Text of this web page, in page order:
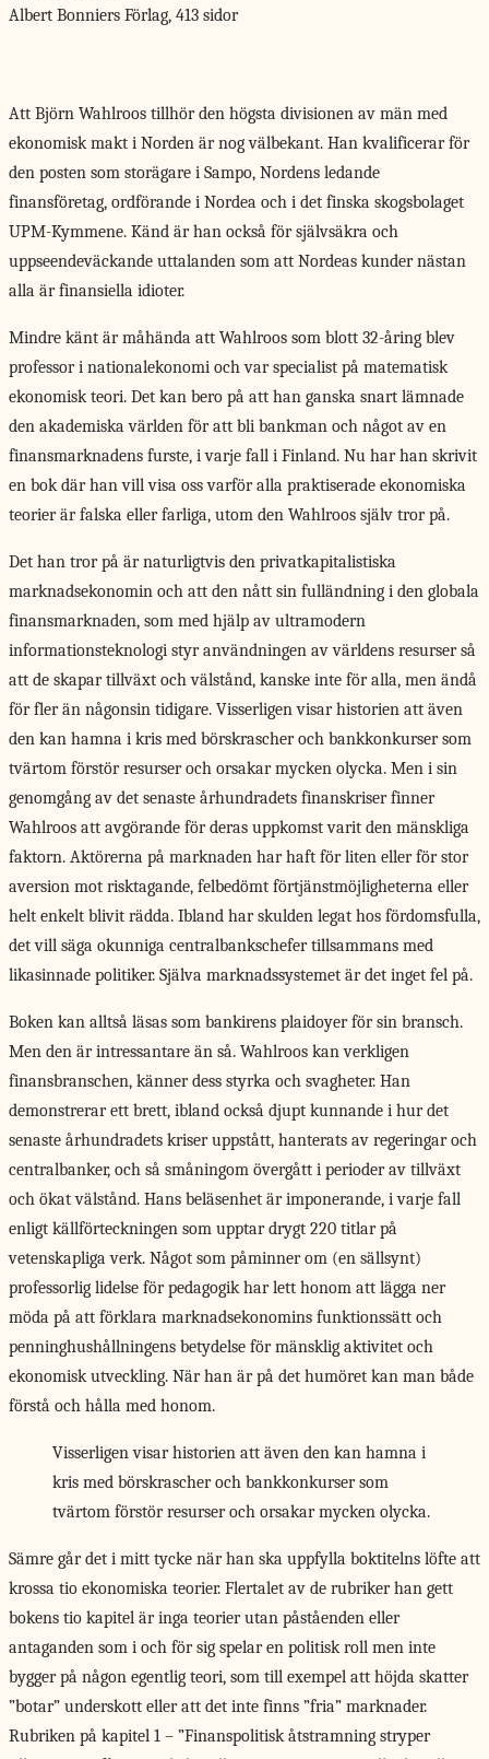
Albert Bonniers Förlag, 413 sidor
Att Björn Wahlroos tillhör den högsta divisionen av män med
ekonomisk makt i Norden är nog välbekant. Han kvalificerar för
den posten som storägare i Sampo, Nordens ledande
finansföretag, ordförande i Nordea och i det finska skogsbolaget
UPM-Kymmene. Känd är han också för självsäkra och
uppseendeväckande uttalanden som att Nordeas kunder nästan
alla är finansiella idioter.
Mindre känt är måhända att Wahlroos som blott 32-åring blev
professor i nationalekonomi och var specialist på matematisk
ekonomisk teori. Det kan bero på att han ganska snart lämnade
den akademiska världen för att bli bankman och något av en
finansmarknadens furste, i varje fall i Finland. Nu har han skrivit
en bok där han vill visa oss varför alla praktiserade ekonomiska
teorier är falska eller farliga, utom den Wahlroos själv tror på.
Det han tror på är naturligtvis den privatkapitalistiska
marknadsekonomin och att den nått sin fulländning i den globala
finansmarknaden, som med hjälp av ultramodern
informationsteknologi styr användningen av världens resurser så
att de skapar tillväxt och välstånd, kanske inte för alla, men ändå
för fler än någonsin tidigare. Visserligen visar historien att även
den kan hamna i kris med börskrascher och bankkonkurser som
tvärtom förstör resurser och orsakar mycken olycka. Men i sin
genomgång av det senaste århundradets finanskriser finner
Wahlroos att avgörande för deras uppkomst varit den mänskliga
faktorn. Aktörerna på marknaden har haft för liten eller för stor
aversion mot risktagande, felbedömt förtjänstmöjligheterna eller
helt enkelt blivit rädda. Ibland har skulden legat hos fördomsfulla,
det vill säga okunniga centralbankschefer tillsammans med
likasinnade politiker. Själva marknadssystemet är det inget fel på.
Boken kan alltså läsas som bankirens plaidoyer för sin bransch.
Men den är intressantare än så. Wahlroos kan verkligen
finansbranschen, känner dess styrka och svagheter. Han
demonstrerar ett brett, ibland också djupt kunnande i hur det
senaste århundradets kriser uppstått, hanterats av regeringar och
centralbanker, och så småningom övergått i perioder av tillväxt
och ökat välstånd. Hans beläsenhet är imponerande, i varje fall
enligt källförteckningen som upptar drygt 220 titlar på
vetenskapliga verk. Något som påminner om (en sällsynt)
professorlig lidelse för pedagogik har lett honom att lägga ner
möda på att förklara marknadsekonomins funktionssätt och
penninghushållningens betydelse för mänsklig aktivitet och
ekonomisk utveckling. När han är på det humöret kan man både
förstå och hålla med honom.
Visserligen visar historien att även den kan hamna i
kris med börskrascher och bankkonkurser som
tvärtom förstör resurser och orsakar mycken olycka.
Sämre går det i mitt tycke när han ska uppfylla boktitelns löfte att
krossa tio ekonomiska teorier. Flertalet av de rubriker han gett
bokens tio kapitel är inga teorier utan påståenden eller
antaganden som i och för sig spelar en politisk roll men inte
bygger på någon egentlig teori, som till exempel att höjda skatter
”botar” underskott eller att det inte finns ”fria” marknader.
Rubriken på kapitel 1 – ”Finanspolitisk åtstramning stryper